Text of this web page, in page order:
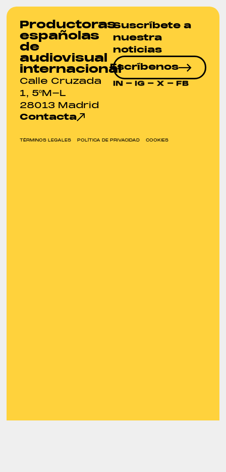
Productoras
españolas
de
audiovisual
internacional
Calle Cruzada
1, 5ºM-L
28013 Madrid
Contacta
Suscríbete a
nuestra
noticias
Escríbenos
IN - IG - X - FB
TÉRMINOS LEGALES POLÍTICA DE PRIVACIDAD COOKIES